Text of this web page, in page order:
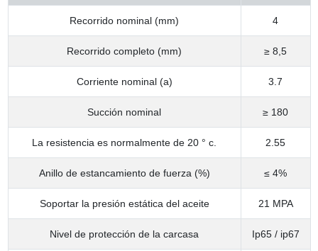
Recorrido nominal (mm) 4
Recorrido completo (mm) ≥ 8,5
Corriente nominal (a) 3.7
Succión nominal ≥ 180
La resistencia es normalmente de 20 ° c. 2.55
Anillo de estancamiento de fuerza (%) ≤ 4%
Soportar la presión estática del aceite 21 MPA
Nivel de protección de la carcasa Ip65 / ip67